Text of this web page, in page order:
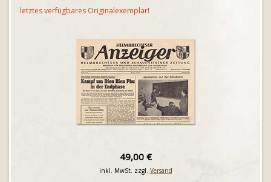
letztes verfügbares Originalexemplar!
49,00 €
inkl. MwSt. zzgl. Versand